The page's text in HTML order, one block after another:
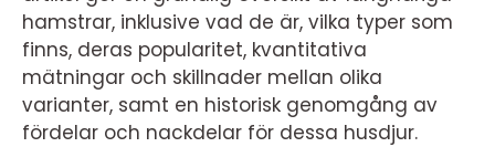
hamstrar, inklusive vad de är, vilka typer som
finns, deras popularitet, kvantitativa
mätningar och skillnader mellan olika
varianter, samt en historisk genomgång av
fördelar och nackdelar för dessa husdjur.